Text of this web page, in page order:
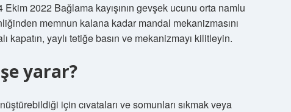
2022 Bağlama kayışının gevşek ucunu orta namlu
memnun kalana kadar mandal mekanizmasını
kapatın, yaylı tetiğe basın ve mekanizmayı kilitleyin.
yarar?
için cıvataları ve somunları sıkmak veya